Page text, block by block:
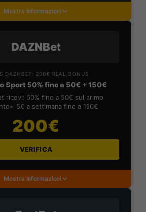
Mostra Informazioni
DAZNBet
DAZNBET: 200€ REAL BONUS
Sport 50% fino a 50€ + 150€
ricevi: 50% fino a 50€ sul primo
5€ a settimana fino a 150€
200€
VERIFICA
Mostra Informazioni